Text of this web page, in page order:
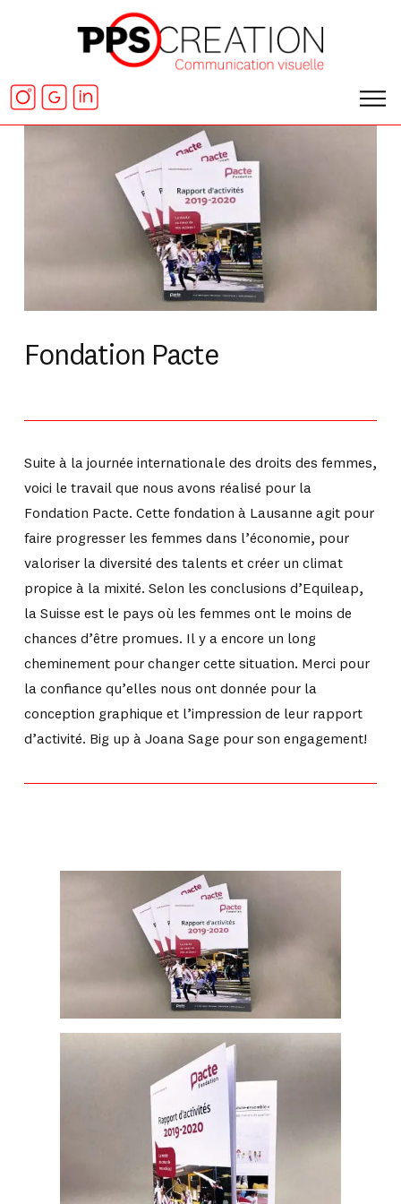
Fondation Pacte
Suite à la journée internationale des droits des femmes,
voici le travail que nous avons réalisé pour la
Fondation Pacte. Cette fondation à Lausanne agit pour
faire progresser les femmes dans l’économie, pour
valoriser la diversité des talents et créer un climat
propice à la mixité. Selon les conclusions d’Equileap,
la Suisse est le pays où les femmes ont le moins de
chances d’être promues. Il y a encore un long
cheminement pour changer cette situation. Merci pour
la confiance qu’elles nous ont donnée pour la
conception graphique et l’impression de leur rapport
d’activité. Big up à Joana Sage pour son engagement!